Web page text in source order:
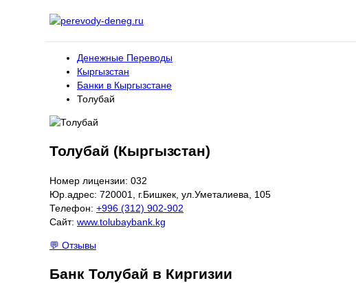
Денежные Переводы
Кыргызстан
Банки в Кыргызстане
Толубай
Толубай (Кыргызстан)
Номер лицензии: 032
Юр.адрес: 720001, г.Бишкек, ул.Уметалиева, 105
Телефон: +996 (312) 902-902
Сайт: www.tolubaybank.kg
💬 Отзывы
Банк Толубай в Киргизии